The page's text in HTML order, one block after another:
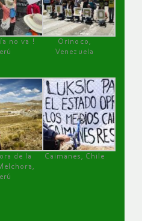
no va !
Orinoco,
Venezuela
de la
Caimanes, Chile